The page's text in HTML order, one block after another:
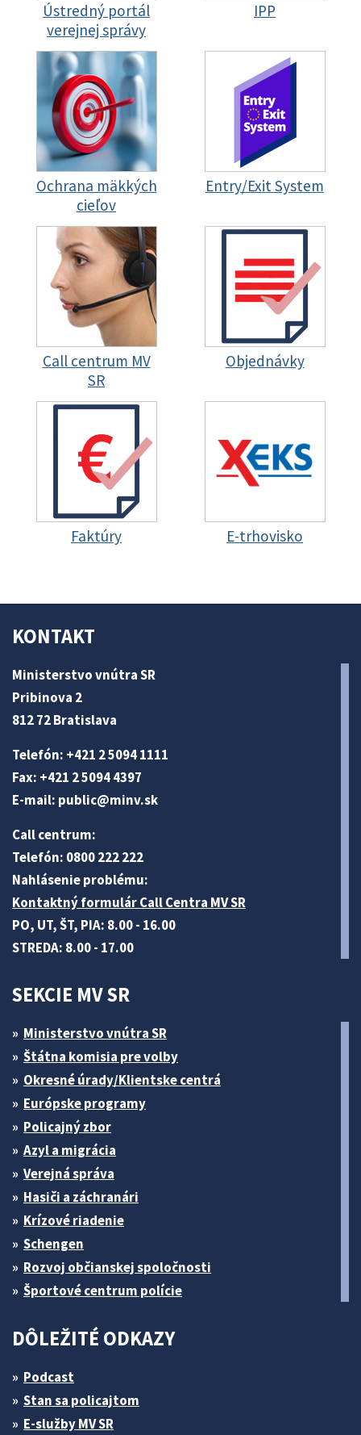
Ústredný portál
verejnej správy
IPP
Ochrana mäkkých
cieľov
Entry/Exit System
Call centrum MV
SR
Objednávky
Faktúry E-trhovisko
KONTAKT
Ministerstvo vnútra SR
Pribinova 2
812 72 Bratislava
Telefón: +421 2 5094 1111
Fax: +421 2 5094 4397
E-mail: public@minv.sk
Call centrum:
Telefón: 0800 222 222
Nahlásenie problému:
Kontaktný formulár Call Centra MV SR
PO, UT, ŠT, PIA: 8.00 - 16.00
STREDA: 8.00 - 17.00
SEKCIE MV SR
Ministerstvo vnútra SR
Štátna komisia pre volby
Okresné úrady/Klientske centrá
Európske programy
Policajný zbor
Azyl a migrácia
Verejná správa
Hasiči a záchranári
Krízové riadenie
Schengen
Rozvoj občianskej spoločnosti
Športové centrum polície
DÔLEŽITÉ ODKAZY
Podcast
Stan sa policajtom
E-služby MV SR